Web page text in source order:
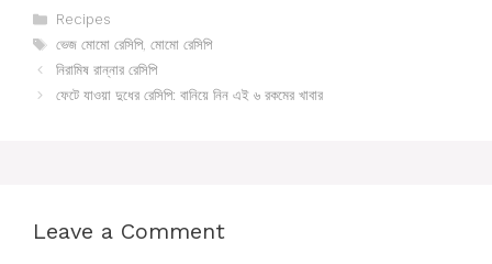
Categories
Recipes
Tags
ভেজ মোমো রেসিপি, মোমো রেসিপি
নিরামিষ রান্নার রেসিপি
ফেটে যাওয়া দুধের রেসিপি: বানিয়ে নিন এই ৬ রকমের খাবার
Leave a Comment